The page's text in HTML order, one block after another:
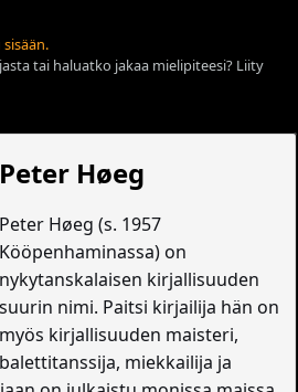
tai haluatko jakaa mielipiteesi? Liity
Peter Høeg
Peter Høeg (s. 1957
Kööpenhaminassa) on
nykytanskalaisen kirjallisuuden
suurin nimi. Paitsi kirjailija hän on
myös kirjallisuuden maisteri,
balettitanssija, miekkailija ja